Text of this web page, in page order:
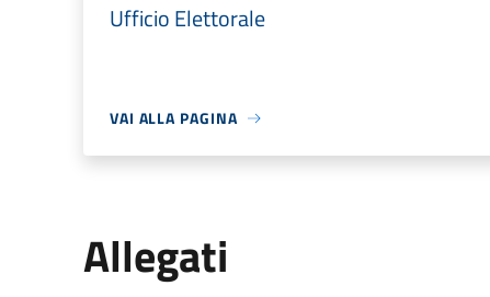
Ufficio Elettorale
VAI ALLA PAGINA
Allegati